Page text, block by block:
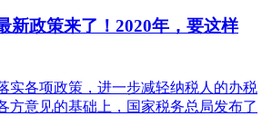
新政策来了！2020年，要这样
实各项政策，进一步减轻纳税人的办税
方意见的基础上，国家税务总局发布了